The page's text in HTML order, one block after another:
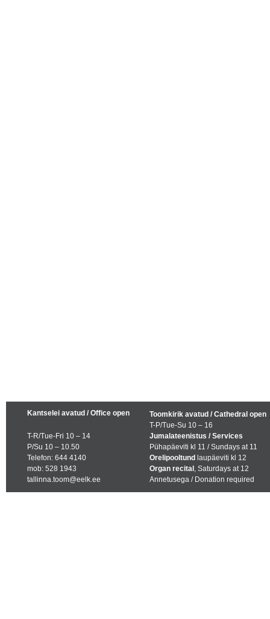
Kantselei avatud / Office open
T-R/Tue-Fri 10 – 14
P/Su 10 – 10.50
Telefon: 644 4140
mob: 528 1943
tallinna.toom@eelk.ee
Toomkirik avatud / Cathedral open
T-P/Tue-Su 10 – 16
Jumalateenistus / Services
Pühapäeviti kl 11 / Sundays at 11
Orelipooltund laupäeviti kl 12
Organ recital , Saturdays at 12
Annetusega / Donation required